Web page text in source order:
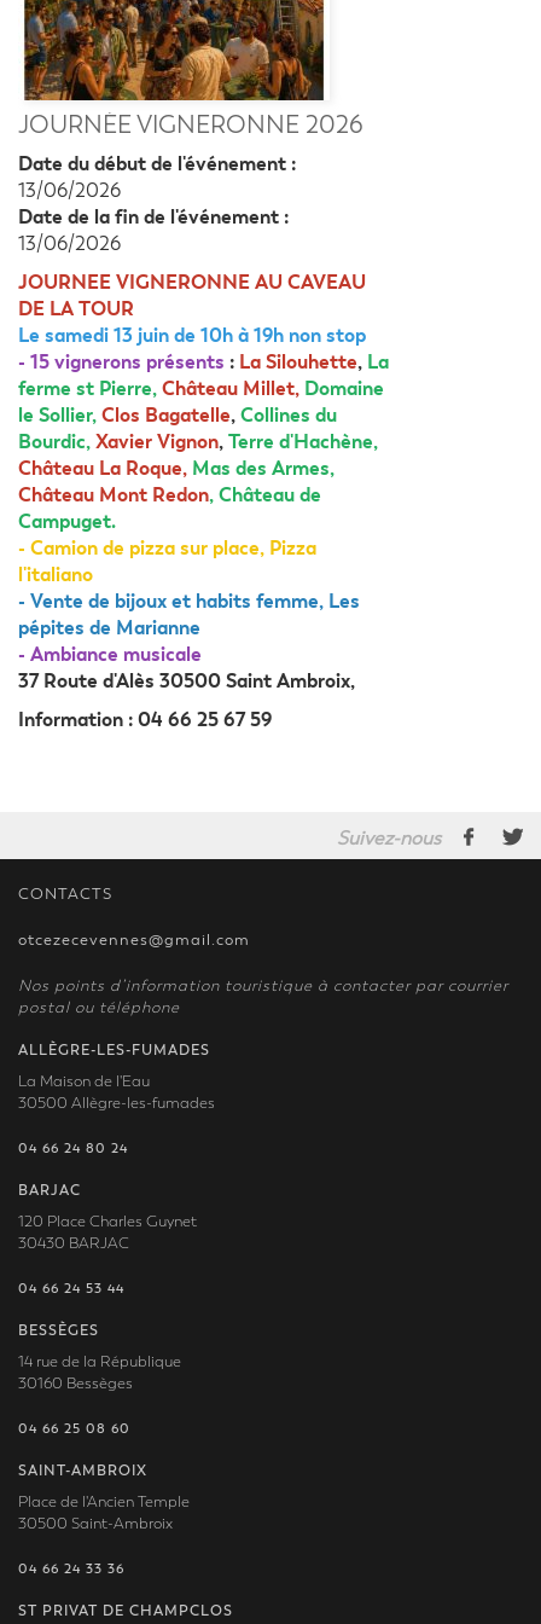
JOURNÉE VIGNERONNE 2026
Date du début de l'événement :
13/06/2026
Date de la fin de l'événement :
13/06/2026
JOURNEE VIGNERONNE AU CAVEAU
DE LA TOUR
Le samedi 13 juin de 10h à 19h non stop
- 15 vignerons présents : La Silouhette, La
ferme st Pierre,Château Millet, Domaine
le Sollier,Clos Bagatelle,Collines du
Bourdic,Xavier Vignon,Terre d'Hachène,
Château La Roque, Mas des Armes,
Château Mont Redon, Château de
Campuget.
- Camion de pizza sur place, Pizza
l'italiano
- Vente de bijoux et habits femme, Les
pépites de Marianne
- Ambiance musicale
37 Route d'Alès 30500 Saint Ambroix,
Information : 04 66 25 67 59
Suivez-nous
CONTACTS
otcezecevennes@gmail.com
Nos points d’information touristique à contacter par courrier
postal ou téléphone
ALLÈGRE-LES-FUMADES
La Maison de l'Eau
30500 Allègre-les-fumades
04 66 24 80 24
BARJAC
120 Place Charles Guynet
30430 BARJAC
04 66 24 53 44
BESSÈGES
14 rue de la République
30160 Bessèges
04 66 25 08 60
SAINT-AMBROIX
Place de l'Ancien Temple
30500 Saint-Ambroix
04 66 24 33 36
ST PRIVAT DE CHAMPCLOS